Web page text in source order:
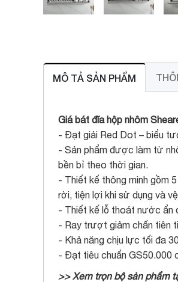
MÔ TẢ SẢN PHẨM
Giá bát đĩa hộp nhôm
- Đạt giải Red Dot – biểu
- Sản phẩm được làm từ
bền bỉ theo thời gian.
- Thiết kế thông minh gồm
rời, tiện lợi khi sử dụng và
- Thiết kế lỗ thoát nước ẩn
- Ray trượt giảm chấn tiên
- Khả năng chịu lực tối đa
- Đạt tiêu chuẩn GS50.000
>> Xem trọn bộ sản phẩm